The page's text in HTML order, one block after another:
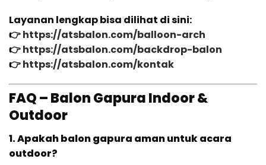
Layanan lengkap bisa dilihat di sini:
👉https://atsbalon.com/balloon-arch
👉https://atsbalon.com/backdrop-balon
👉https://atsbalon.com/kontak
FAQ – Balon Gapura Indoor &
Outdoor
1. Apakah balon gapura aman untuk acara
outdoor?